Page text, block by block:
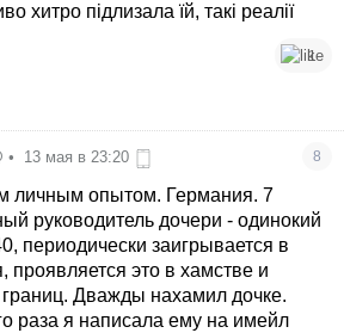
хитро підлизала їй, такі реалії
1
• 13 мая в 23:20 8
личным опытом. Германия. 7
руководитель дочери - одинокий
периодически заигрывается в
проявляется это в хамстве и
Дважды нахамил дочке.
раза я написала ему на имейл